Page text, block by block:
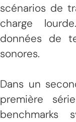
scénarios de
charge
données de
sonores.
Dans un
première
benchmarks